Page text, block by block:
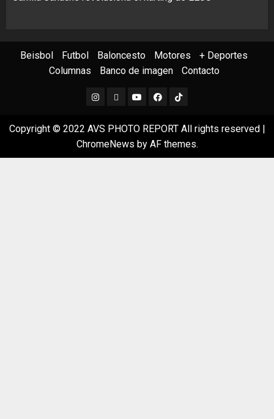
Beisbol Futbol Baloncesto Motores
+ Deportes
Columnas
Banco de imagen Contacto
Instagram
X YoutubeFacebook
TikTok
Copyright © 2022 AVS PHOTO REPORT All rights reserved
ChromeNews by AF themes.